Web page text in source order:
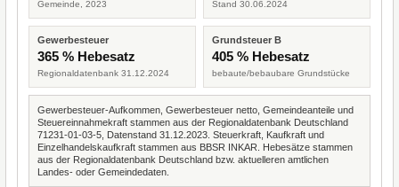
Gemeinde, 2023 Stand 30.06.2024
Gewerbesteuer
365 % Hebesatz
Regionaldatenbank 31.12.2024
Grundsteuer B
405 % Hebesatz
bebaute/bebaubare Grundstücke
Gewerbesteuer-Aufkommen, Gewerbesteuer netto, Gemeindeanteile und
Steuereinnahmekraft stammen aus der Regionaldatenbank Deutschland
71231-01-03-5, Datenstand 31.12.2023. Steuerkraft, Kaufkraft und
Einzelhandelskaufkraft stammen aus BBSR INKAR. Hebesätze stammen
aus der Regionaldatenbank Deutschland bzw. aktuelleren amtlichen
Landes- oder Gemeindedaten.